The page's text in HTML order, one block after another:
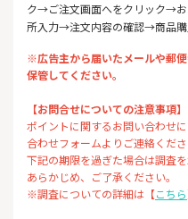
ク→ご注文画面へをクリック→
所入力→注文内容の確認→商品購
※広告主から届いたメールや郵
保管してください。
【お問合せについての注意事項】
ポイントに関するお問い合わせ
合わせフォームよりご連絡くださ
下記の期限を過ぎた場合は調査を
あらかじめ、ご了承ください。
※調査についての詳細は【こちら